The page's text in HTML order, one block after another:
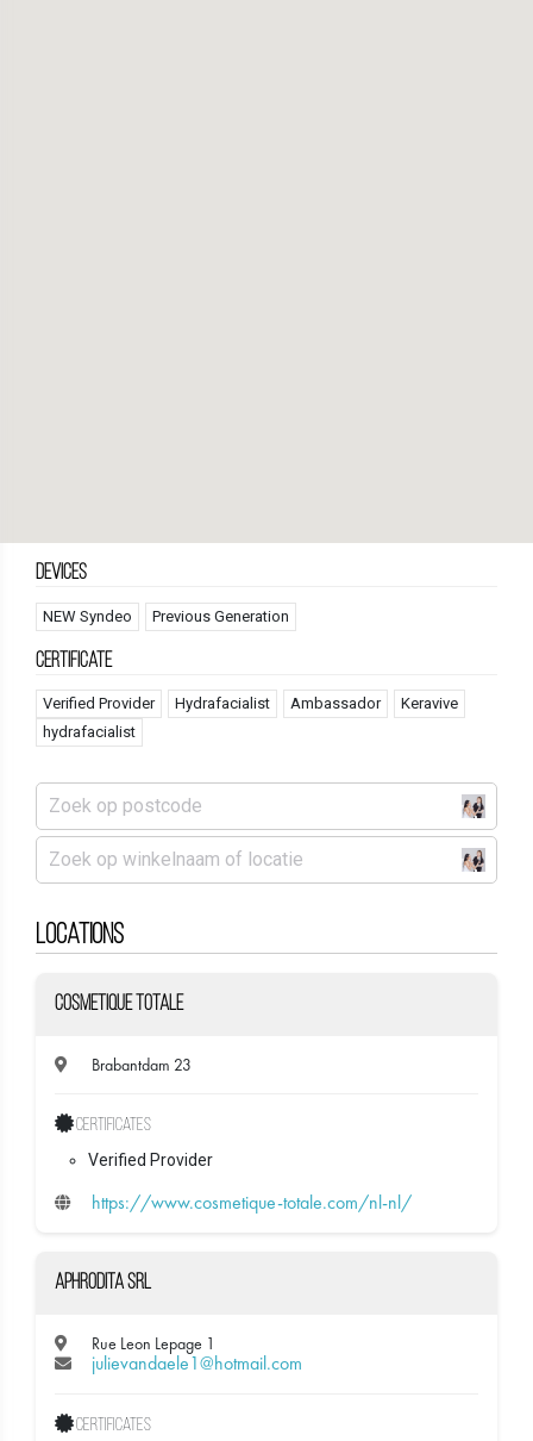
Devices
NEW Syndeo Previous Generation
Certificate
Verified Provider Hydrafacialist Ambassador
Keravive
hydrafacialist
Locations
Cosmetique Totale
Brabantdam 23
Certificates
Verified Provider
https://www.cosmetique-totale.com/nl-nl/
Aphrodita SRL
Rue Leon Lepage 1
julievandaele1@hotmail.com
Certificates